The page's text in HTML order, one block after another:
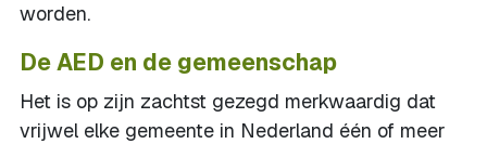
worden.
De AED en de gemeenschap
Het is op zijn zachtst gezegd merkwaardig dat
vrijwel elke gemeente in Nederland één of meer